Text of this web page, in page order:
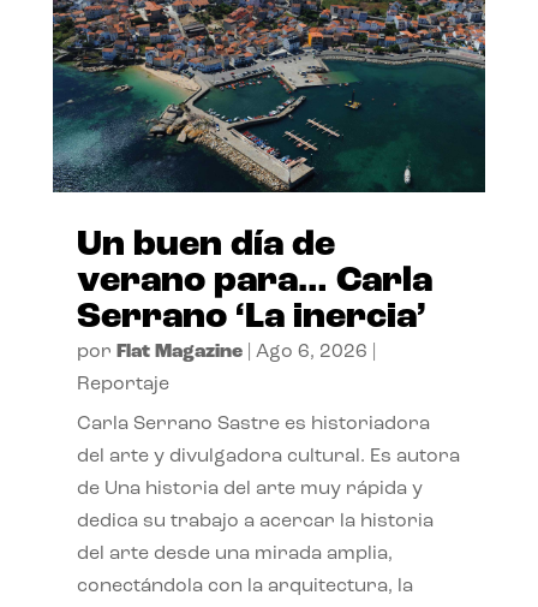
Un buen día de
verano para… Carla
Serrano ‘La inercia’
por Flat Magazine| Ago 6, 2026
Reportaje
Carla Serrano Sastre es historiadora
del arte y divulgadora cultural. Es autora
de Una historia del arte muy rápida y
dedica su trabajo a acercar la historia
del arte desde una mirada amplia,
conectándola con la arquitectura, la